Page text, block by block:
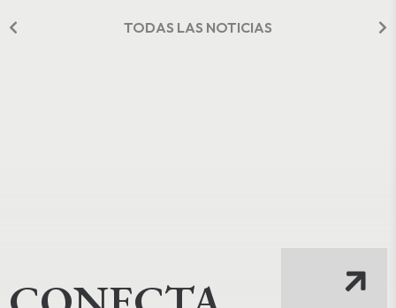
TODAS LAS NOTICIAS